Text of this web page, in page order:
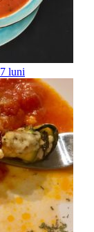
7 luni